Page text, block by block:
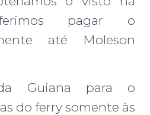
pagar o
até Moleson
da Guiana para o
do ferry somente às